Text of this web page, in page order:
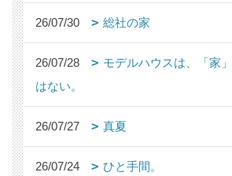
26/07/30 総社の家
26/07/28
モデルハウスは、「家
はない。
26/07/27 真夏
26/07/24 ひと手間。